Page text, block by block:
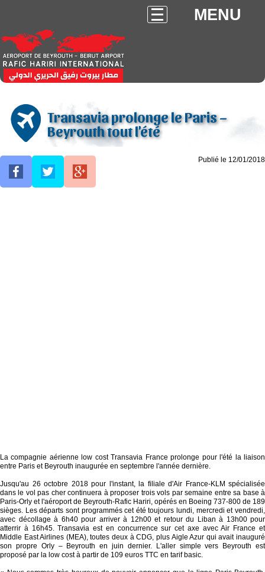
MENU
Transavia prolonge le Paris –
Beyrouth tout l'été
Publié le 12/01/2018
La compagnie aérienne low cost Transavia France prolonge pour l'été la liaison
entre Paris et Beyrouth inaugurée en septembre l'année dernière.
Jusqu'au 26 octobre 2018 pour l'instant, la filiale d'Air France-KLM spécialisée
dans le vol pas cher continuera à proposer trois vols par semaine entre sa base à
Paris-Orly et l'aéroport de Beyrouth-Rafic Hariri, opérés en Boeing 737-800 de 189
sièges. Les départs sont programmés cet été toujours lundi, mercredi et vendredi,
avec décollage à 6h40 pour arriver à 12h00 et retour du Liban à 13h00 pour
atterrir à 16h45. Transavia est en concurrence sur cet axe avec Air France et
Middle East Airlines (MEA), toutes deux à CDG, plus Aigle Azur qui avait inauguré
son propre Orly – Beyrouth en juin dernier. L'aller simple vers Beyrouth est
proposé par la low cost à partir de 109 euros TTC en tarif basic.